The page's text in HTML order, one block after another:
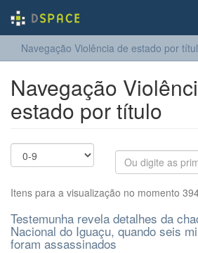
Navegação Violência de estado por
Navegação
estado por título
Itens para a visualização no momento
Testemunha revela detalhes da
Nacional do Iguaçu, quando seis
foram assassinados